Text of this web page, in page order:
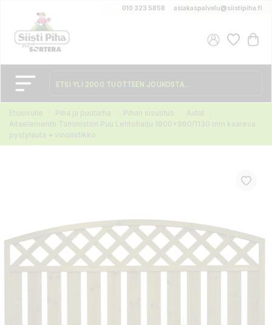
010 323 5858 asiakaspalvelu@siistipiha.fi
Etusivulle Piha ja puutarha Pihan sisustus
Aidat
Aitaelementti Tammiston Puu Lehtoharju 1800x980/1130 mm kaareva
pystylauta + vinoristikko